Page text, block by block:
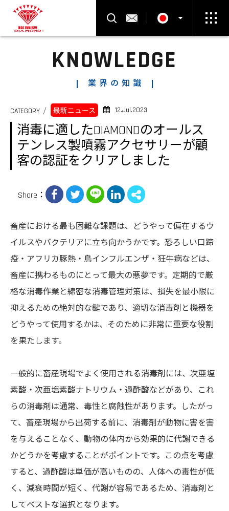
KNOWLEDGE
業界の知識
CATEGORY 最新ニュース 12.Jul.2023
消毒に適したDIAMONDのオールス
テンレス製噴霧アクセサリーが顧
客の認証をクリアしました
Share：
畜産における最も困難な課題は、どうやって偏在するウ
イルスやバクテリアに立ち向かうかです。恐ろしい口蹄
疫・アフリカ豚熱・鳥インフルエンザ・狂牛病などは、
畜産に携わるものにとって最大の悪夢です。定期的で厳
格な消毒作業と綿密な消毒管理対策は、損失を最小限に
抑えるための絶対的な鍵であり、適切な消毒剤と機器を
どうやって使用するかは、そのために非常に重要な役割
を果たします。
一般的に畜産現場でよく使用される消毒剤には、次亜塩
素酸・次亜塩素酸ナトリウム・過酢酸などがあり、これ
らの消毒剤は通常、毒性と腐蝕性があります。したがっ
て、畜産現場から出荷する前に、消毒剤が動物に害を害
を与えることなく、動物の体内から効果的に代謝できる
かどうかを考慮することがポイントです。この点を考慮
すると、過酢酸は単価が高いものの、人体への毒性が低
く、減衰時間が短く、代謝が容易であるため、消毒剤と
してベストな選択となります。
お問い合わせ
Select Language